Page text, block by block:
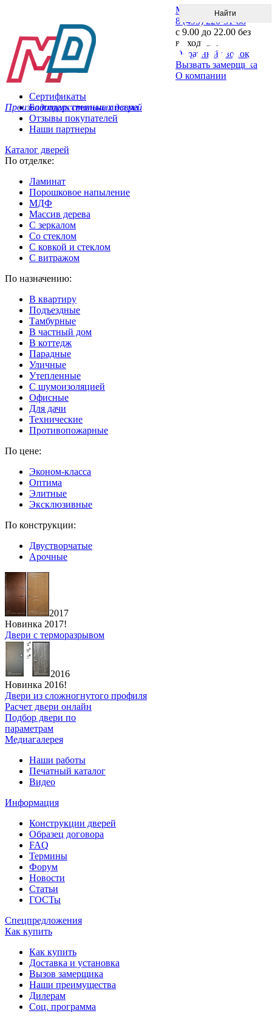
Производитель стальных дверей
Меню
8 (495) 220-51-88
с 9.00 до 22.00 без
выходных
Обратный звонок
Вызвать замерщика
О компании
Сертификаты
Благодарственные письма
Отзывы покупателей
Наши партнеры
Каталог дверей
По отделке:
Ламинат
Порошковое напыление
МДФ
Массив дерева
С зеркалом
Со стеклом
С ковкой и стеклом
С витражом
По назначению:
В квартиру
Подъездные
Тамбурные
В частный дом
В коттедж
Парадные
Уличные
Утепленные
C шумоизоляцией
Офисные
Для дачи
Технические
Противопожарные
По цене:
Эконом-класса
Оптима
Элитные
Эксклюзивные
По конструкции:
Двустворчатые
Арочные
2017
Новинка 2017!
Двери с терморазрывом
2016
Новинка 2016!
Двери из сложногнутого профиля
Расчет двери онлайн
Подбор двери по
параметрам
Медиагалерея
Наши работы
Печатный каталог
Видео
Информация
Конструкции дверей
Образец договора
FAQ
Термины
Форум
Новости
Статьи
ГОСТы
Спецпредложения
Как купить
Как купить
Доставка и установка
Вызов замерщика
Наши преимущества
Дилерам
Соц. программа